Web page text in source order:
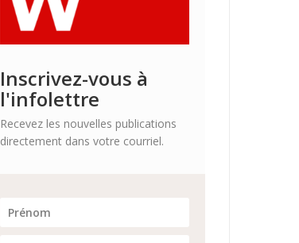
Inscrivez-vous à
l'infolettre
Recevez les nouvelles publications
directement dans votre courriel.